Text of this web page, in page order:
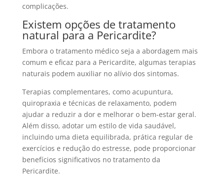
complicações.
Existem opções de tratamento
natural para a Pericardite?
Embora o tratamento médico seja a abordagem mais
comum e eficaz para a Pericardite, algumas terapias
naturais podem auxiliar no alívio dos sintomas.
Terapias complementares, como acupuntura,
quiropraxia e técnicas de relaxamento, podem
ajudar a reduzir a dor e melhorar o bem-estar geral.
Além disso, adotar um estilo de vida saudável,
incluindo uma dieta equilibrada, prática regular de
exercícios e redução do estresse, pode proporcionar
benefícios significativos no tratamento da
Pericardite.